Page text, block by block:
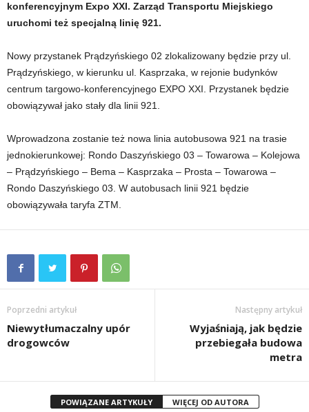
konferencyjnym Expo XXI. Zarząd Transportu Miejskiego
uruchomi też specjalną linię 921.
Nowy przystanek Prądzyńskiego 02 zlokalizowany będzie przy ul.
Prądzyńskiego, w kierunku ul. Kasprzaka, w rejonie budynków
centrum targowo-konferencyjnego EXPO XXI. Przystanek będzie
obowiązywał jako stały dla linii 921.
Wprowadzona zostanie też nowa linia autobusowa 921 na trasie
jednokierunkowej: Rondo Daszyńskiego 03 – Towarowa – Kolejowa
– Prądzyńskiego – Bema – Kasprzaka – Prosta – Towarowa –
Rondo Daszyńskiego 03. W autobusach linii 921 będzie
obowiązywała taryfa ZTM.
Poprzedni artykuł
Niewytłumaczalny upór
drogowców
Następny artykuł
Wyjaśniają, jak będzie
przebiegała budowa
metra
POWIĄZANE ARTYKUŁY WIĘCEJ OD AUTORA